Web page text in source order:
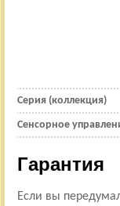
Серия (коллекция)
Сенсорное
Гарантия
Если вы